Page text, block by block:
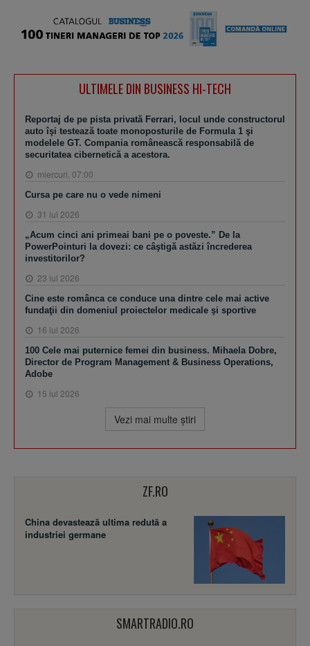
ULTIMELE DIN BUSINESS HI-TECH
Reportaj de pe pista privată Ferrari, locul unde constructorul
auto îşi testează toate monoposturile de Formula 1 şi
modelele GT. Compania românească responsabilă de
securitatea cibernetică a acestora.
miercuri, 07:00
Cursa pe care nu o vede nimeni
31 iul 2026
„Acum cinci ani primeai bani pe o poveste.” De la
PowerPointuri la dovezi: ce câştigă astăzi încrederea
investitorilor?
23 iul 2026
Cine este românca ce conduce una dintre cele mai active
fundaţii din domeniul proiectelor medicale şi sportive
16 iul 2026
100 Cele mai puternice femei din business. Mihaela Dobre,
Director de Program Management & Business Operations,
Adobe
15 iul 2026
Vezi mai multe ştiri
ZF.RO
China devastează ultima redută a
industriei germane
SMARTRADIO.RO